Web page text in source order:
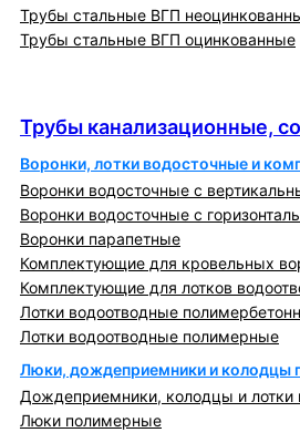
Трубы стальные ВГП
Трубы стальные ВГП оцинкованные
Трубы канализационные,
Воронки, лотки водосточные и
Воронки водосточные с
Воронки водосточные с
Воронки парапетные
Комплектующие для кровельных
Комплектующие для лотков
Лотки водоотводные
Лотки водоотводные полимерные
Люки, дождеприемники и колодцы
Дождеприемники, колодцы и
Люки полимерные